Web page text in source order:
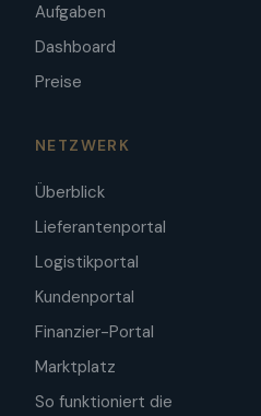
Aufgaben
Dashboard
Preise
NETZWERK
Überblick
Lieferantenportal
Logistikportal
Kundenportal
Finanzier-Portal
Marktplatz
So funktioniert die